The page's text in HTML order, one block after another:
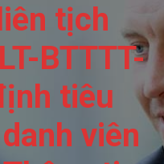
tịch
BTTTT-
tiêu
viên